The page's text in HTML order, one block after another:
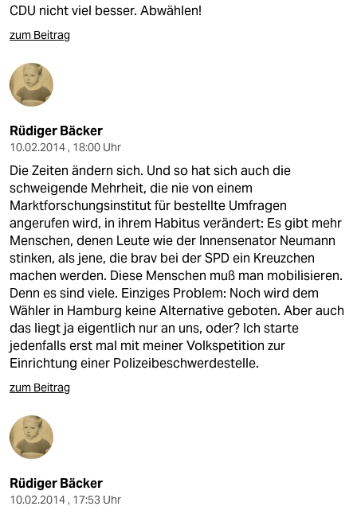
CDU nicht viel besser. Abwählen!
zum Beitrag
Rüdiger Bäcker
10.02.2014 , 18:00 Uhr
Die Zeiten ändern sich. Und so hat sich auch die
schweigende Mehrheit, die nie von einem
Marktforschungsinstitut für bestellte Umfragen
angerufen wird, in ihrem Habitus verändert: Es gibt mehr
Menschen, denen Leute wie der Innensenator Neumann
stinken, als jene, die brav bei der SPD ein Kreuzchen
machen werden. Diese Menschen muß man mobilisieren.
Denn es sind viele. Einziges Problem: Noch wird dem
Wähler in Hamburg keine Alternative geboten. Aber auch
das liegt ja eigentlich nur an uns, oder? Ich starte
jedenfalls erst mal mit meiner Volkspetition zur
Einrichtung einer Polizeibeschwerdestelle.
zum Beitrag
Rüdiger Bäcker
10.02.2014 , 17:53 Uhr